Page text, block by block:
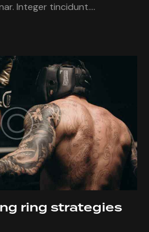
Integer tincidunt.…
ring strategies